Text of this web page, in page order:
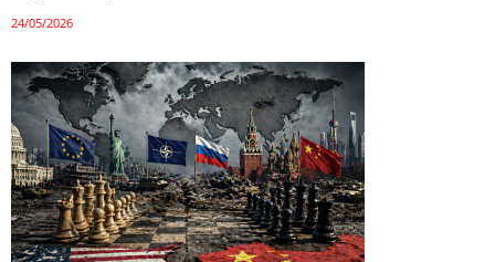
24/05/2026